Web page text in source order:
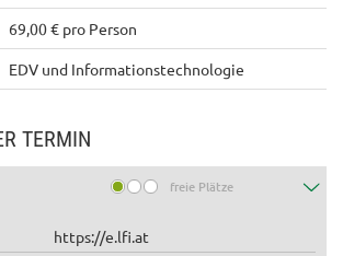
69,00 € pro Person
EDV und Informationstechnologie
TERMIN
freie Plätze
https://e.lfi.at